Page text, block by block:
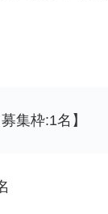
募集枠:1名】